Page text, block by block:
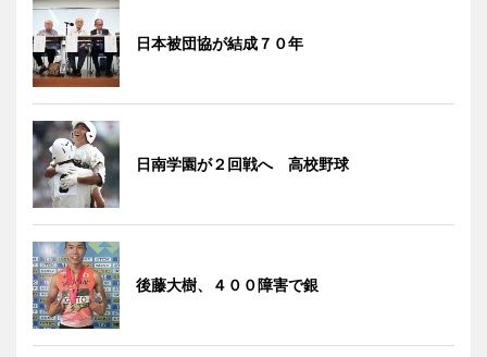
日本被団協が結成７０年
日南学園が２回戦へ 高校野球
後藤大樹、４００障害で銀